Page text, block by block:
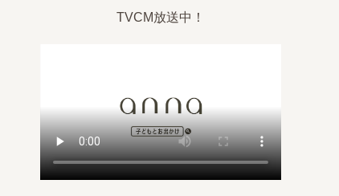
TVCM放送中！